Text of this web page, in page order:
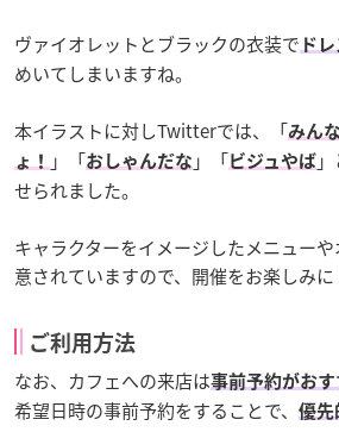
ヴァイオレットとブラックの衣装で ド
めいてしまいますね。
本イラストに対しTwitterでは、「みん
ょ！
」「おしゃんだな 」「 ビジュやば
せられました。
キャラクターをイメージしたメニュー
意されていますので、開催をお楽しみに
ご利用方法
なお、カフェへの来店は事前予約がおす
希望日時の事前予約をすることで、
優先